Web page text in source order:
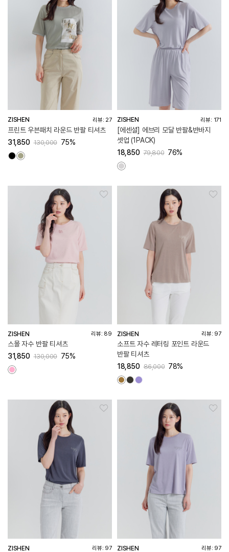
ZISHEN 리뷰: 27
프린트 우븐패치 라운드 반팔 티셔츠
130,000
31,850 75%
ZISHEN 리뷰: 171
[에센셜] 에브리 모달 반팔&반바지
셋업 (1PACK)
79,800
18,850 76%
ZISHEN 리뷰: 89
스몰 자수 반팔 티셔츠
130,000
31,850 75%
ZISHEN 리뷰: 97
소프트 자수 레터링 포인트 라운드
반팔 티셔츠
86,000
18,850 78%
ZISHEN 리뷰: 97 ZISHEN 리뷰: 97